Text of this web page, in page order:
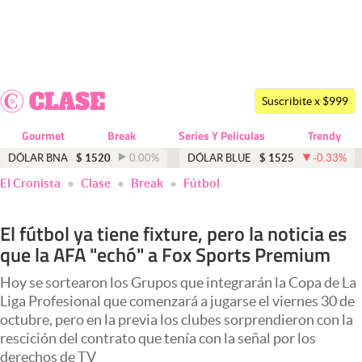
Dólar
Economía y Política
Finanzas y Mercados
Negocios
Columnistas
Otras secciones
Apertura
Suscribite x $999
Gourmet Break Series Y Peliculas Trendy
DÓLAR BNA $ 1520 0.00% DÓLAR BLUE $ 1525 -0.33%
El Cronista Clase Break Fútbol
El fútbol ya tiene fixture, pero la noticia es
que la AFA "echó" a Fox Sports Premium
Hoy se sortearon los Grupos que integrarán la Copa de La
Liga Profesional que comenzará a jugarse el viernes 30 de
octubre, pero en la previa los clubes sorprendieron con la
rescición del contrato que tenía con la señal por los
derechos de TV